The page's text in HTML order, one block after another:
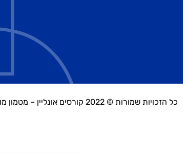
כל הזכויות שמורות © 2022 קורסים אונליין – מטמון מוסיקה וגיטרה